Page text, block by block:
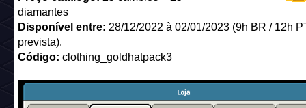
diamantes
Disponível entre: 28/12/2022 à 02/01/2023 (9h BR / 12h
prevista).
Código: clothing_goldhatpack3